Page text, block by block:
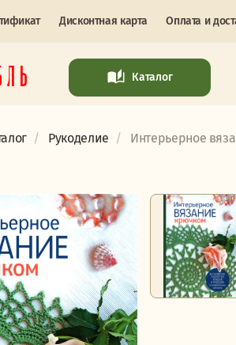
Дисконтная карта Оплата и
Каталог
Рукоделие Интерьерное